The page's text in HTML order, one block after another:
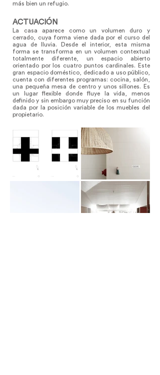
más bien un refugio.
ACTUACIÓN
La casa aparece como un volumen duro y
cerrado, cuya forma viene dada por el curso del
agua de lluvia. Desde el interior, esta misma
forma se transforma en un volumen contextual
totalmente diferente, un espacio abierto
orientado por los cuatro puntos cardinales. Este
gran espacio doméstico, dedicado a uso público,
cuenta con diferentes programas: cocina, salón,
una pequeña mesa de centro y unos sillones. Es
un lugar flexible donde fluye la vida, menos
definido y sin embargo muy preciso en su función
dada por la posición variable de los muebles del
propietario.